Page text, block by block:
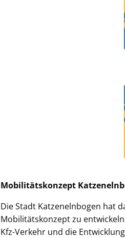
Mobilitätskonzept
Die Stadt Katzenelnbogen hat
Mobilitätskonzept zu
Kfz-Verkehr und die